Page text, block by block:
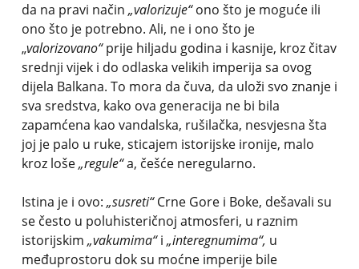
da na pravi način „valorizuje“ono što je moguće ili
ono što je potrebno. Ali, ne i ono što je
„valorizovano“prije hiljadu godina i kasnije, kroz čitav
srednji vijek i do odlaska velikih imperija sa ovog
dijela Balkana. To mora da čuva, da uloži svo znanje i
sva sredstva, kako ova generacija ne bi bila
zapamćena kao vandalska, rušilačka, nesvjesna šta
joj je palo u ruke, sticajem istorijske ironije, malo
kroz loše„regule“a, češće neregularno.
Istina je i ovo: „susreti“Crne Gore i Boke, dešavali su
se često u poluhisteričnoj atmosferi, u raznim
istorijskim „vakumima“i „interegnumima“, u
međuprostoru dok su moćne imperije bile